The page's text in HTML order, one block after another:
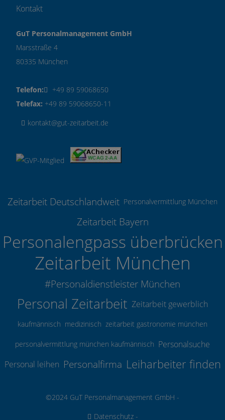
Kontakt
GuT Personalmanagement GmbH
Marsstraße 4
80335 München
Telefon:
+49 89 59068650
Telefax: +49 89 59068650-11
kontakt@gut-zeitarbeit.de
Zeitarbeit Deutschlandweit Personalvermittlung München
Zeitarbeit Bayern
Personalengpass überbrücken
Zeitarbeit München
#Personaldienstleister München
Personal Zeitarbeit Zeitarbeit gewerblich
kaufmännisch medizinisch zeitarbeit gastronomie münchen
personalvermittlung münchen kaufmännisch Personalsuche
Personal leihen Personalfirma Leiharbeiter finden
©2024 GuT Personalmanagement GmbH -
Datenschutz-